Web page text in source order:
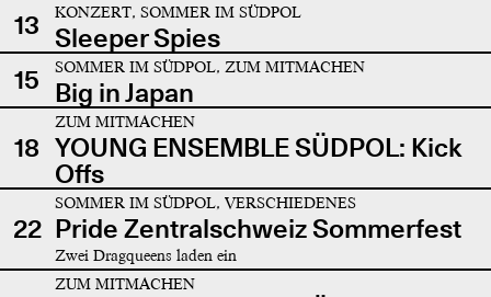
13
KONZERT, SOMMER IM SÜDPOL
Sleeper Spies
15
SOMMER IM SÜDPOL, ZUM MITMACHEN
Big in Japan
18
ZUM MITMACHEN
YOUNG ENSEMBLE SÜDPOL: Kick
Offs
22
SOMMER IM SÜDPOL, VERSCHIEDENES
Pride Zentralschweiz Sommerfest
Zwei Dragqueens laden ein
ZUM MITMACHEN